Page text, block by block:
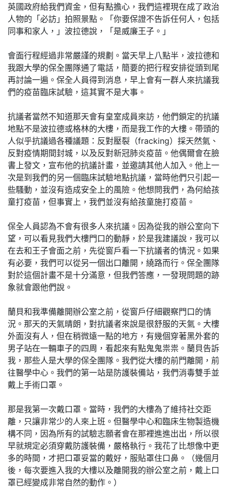
英國政府給我們資金，但有點擔心，我們這裡現在成了政治
人物的「必訪」拍照景點。「你要保證不告訴任何人，包括
同事和家人，」波拉德說，「是威廉王子。」
會面行程經過非常嚴謹的規劃。當天早上八點半，波拉德和
我跟大學的保全團隊通了電話，簡要的把行程安排從頭到尾
再討論一遍。保全人員得到消息，早上會有一群人來抗議我
們的疫苗臨床試驗，這其實不是大事。
抗議者當然不知道那天會有皇室成員來訪，他們鎖定的抗議
地點不是波拉德或格林的大樓，而是我工作的大樓。帶頭的
人似乎抗議過各種議題：反對壓裂（fracking）採天然氣、
反對疫情期間封城，以及反對新冠肺炎疫苗。他偶爾會在臉
書上發文，宣布他的抗議計畫，並邀請其他人加入。他上一
次是到我們的另一個臨床試驗地點抗議，當時他們只引起一
些騷動，並沒有造成安全上的風險。他想問我們，為何給孩
童打疫苗，但事實上，我們並沒有給孩童施打疫苗。
保全人員認為不會有很多人來抗議。因為從我的辦公室向下
望，可以看見我們大樓門口的動靜，於是我建議說，我可以
在去和王子會面之前，先從窗戶看一下抗議者的情況。如果
有必要，我們可以從另一個出口離開，繞路而行。保全團隊
對於這個計畫不是十分滿意，但我們答應，一發現問題的跡
象就會跟他們說。
蘭貝和我準備離開辦公室之前，從窗戶仔細觀察門口的情
況。那天的天氣晴朗，對抗議者來說是很舒服的天氣。大樓
外面沒有人，但在稍微遠一點的地方，有幾個穿著黑外套的
男子站在一輛車子的四周，看起來有點鬼鬼祟祟。蘭貝告訴
我，那些人是大學的保全團隊。我們從大樓的前門離開，前
往醫學中心。我們的第一站是防護裝備站，我們消毒雙手並
戴上手術口罩。
那是我第一次戴口罩。當時，我們的大樓為了維持社交距
離，只讓非常少的人來上班。但醫學中心和臨床生物製造機
構不同，因為所有的試驗志願者會在那裡進進出出，所以很
早就規定必須穿戴防護裝備，嚴格執行。我花了比想像中更
多的時間，才把口罩妥當的戴好，服貼罩住口鼻。（幾個月
後，每次要進入我的大樓以及離開我的辦公室之前，戴上口
罩已經變成非常自然的動作。）